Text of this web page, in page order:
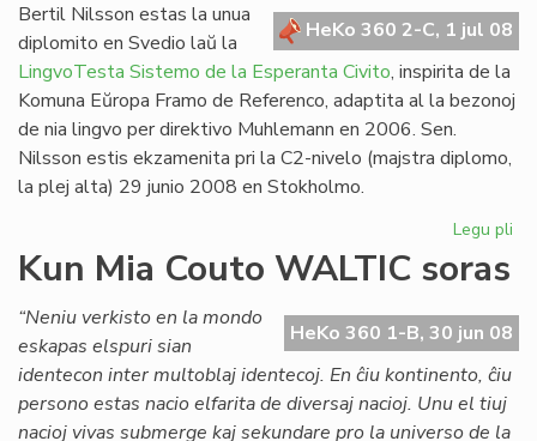
HeKo 360 2-C, 1 jul 08
Bertil Nilsson estas la unua
diplomito en Svedio laŭ la
LingvoTesta Sistemo de la Esperanta Civito, inspirita de la
Komuna Eŭropa Framo de Referenco, adaptita al la bezonoj
de nia lingvo per direktivo Muhlemann en 2006. Sen.
Nilsson estis ekzamenita pri la C2-nivelo (majstra diplomo,
la plej alta) 29 junio 2008 en Stokholmo.
Legu pli
Kun Mia Couto WALTIC soras
HeKo 360 1-B, 30 jun 08
“Neniu verkisto en la mondo
eskapas elspuri sian
identecon inter multoblaj identecoj. En ĉiu kontinento, ĉiu
persono estas nacio elfarita de diversaj nacioj. Unu el tiuj
nacioj vivas submerge kaj sekundare pro la universo de la